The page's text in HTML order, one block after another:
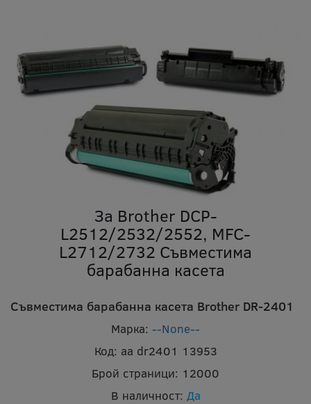
За Brother DCP-
L2512/2532/2552, MFC-
L2712/2732 Съвместима
барабанна касета
Съвместима барабанна касета Brother DR-2401
Марка: --None--
Код: aa dr2401 13953
Брой страници: 12000
В наличност: Да